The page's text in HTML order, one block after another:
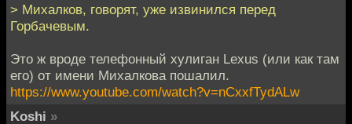
> Михалков, говорят, уже извинился перед
Горбачевым.
Это ж вроде телефонный хулиган Lexus (или как там
его) от имени Михалкова пошалил.
https://www.youtube.com/watch?v=nCxxfTydALw
Koshi »